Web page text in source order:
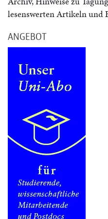
lesenswerten Artikeln und
ANGEBOT